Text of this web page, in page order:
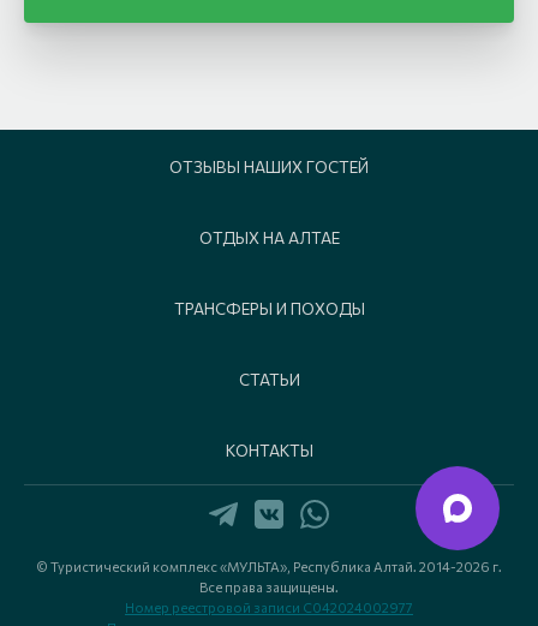
ОТЗЫВЫ НАШИХ ГОСТЕЙ
ОТДЫХ НА АЛТАЕ
ТРАНСФЕРЫ И ПОХОДЫ
СТАТЬИ
КОНТАКТЫ
© Туристический комплекс «МУЛЬТА», Республика Алтай. 2014-2026 г.
Все права защищены.
Номер реестровой записи С042024002977